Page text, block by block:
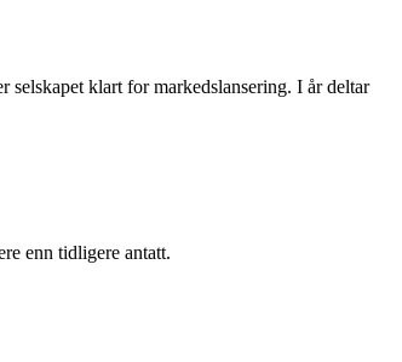
selskapet klart for markedslansering. I år deltar
enn tidligere antatt.